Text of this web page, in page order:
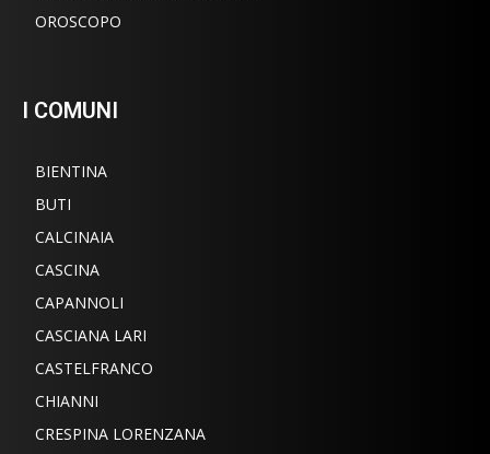
OROSCOPO
I COMUNI
BIENTINA
BUTI
CALCINAIA
CASCINA
CAPANNOLI
CASCIANA LARI
CASTELFRANCO
CHIANNI
CRESPINA LORENZANA